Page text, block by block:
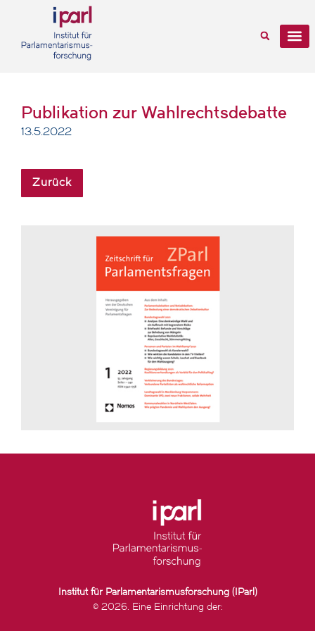
Publikation zur Wahlrechtsdebatte
13.5.2022
Zurück
Institut für Parlamentarismusforschung (IParl)
© 2026. Eine Einrichtung der: